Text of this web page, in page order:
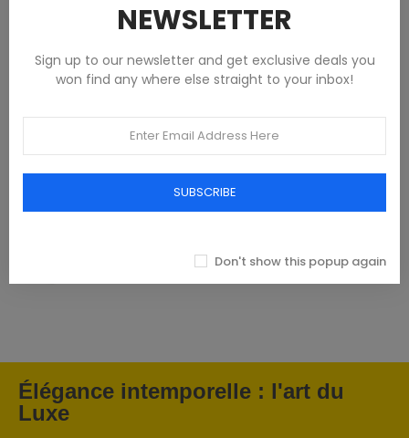
Tommy Hilfiger Chemises - Homme -
Élégance intemporelle : l'art du
Luxe
NEWSLETTER
Sign up to our newsletter and get exclusive deals you
won find any where else straight to your inbox!
SUBSCRIBE
Don't show this popup again